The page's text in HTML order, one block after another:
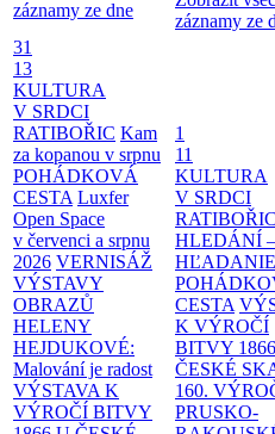
záznamy ze dne
záznamy ze
31
13
KULTURA
V SRDCI
RATIBOŘIC Kam
za kopanou v srpnu
POHÁDKOVÁ
CESTA Luxfer
Open Space
v červenci a srpnu
2026 VERNISÁŽ
VÝSTAVY
OBRAZŮ
HELENY
HEJDUKOVÉ:
Malování je radost
VÝSTAVA K
VÝROČÍ BITVY
1
11
KULTURA
V SRDCI
RATIBOŘIC
HLEDÁNÍ –
HĽADANIE
CESTA
K VÝROČÍ
BITVY
ČESKÉ
160.
PRUSKO-